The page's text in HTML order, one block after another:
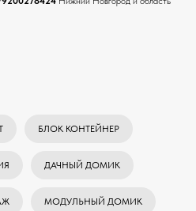
БЛОК КОНТЕЙНЕР
ДАЧНЫЙ ДОМИК
МОДУЛЬНЫЙ ДОМИК